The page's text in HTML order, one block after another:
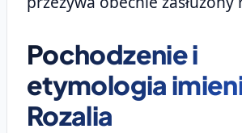
Pochodzenie i
etymologia
Rozalia